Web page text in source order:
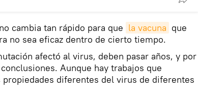
cambia tan rápido para que la vacuna que
no sea eficaz dentro de cierto tiempo.
afectó al virus, deben pasar años, y por
Aunque hay trabajos que
diferentes del virus de diferentes